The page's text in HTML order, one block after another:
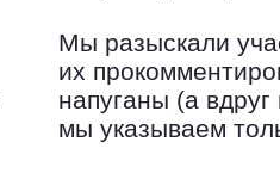
Мы разыскали
их
напуганы (а
мы указываем